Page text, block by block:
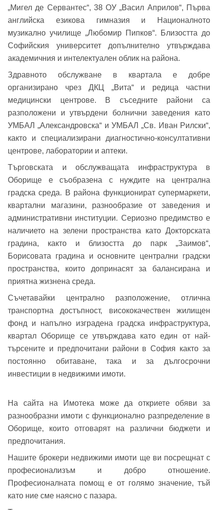
Парола
Забравена парола?
Вход
или използвай профил
Вход с Google
Вход с Facebook
„Мигел де Сервантес“, 38 ОУ „Васил Априлов“, Първа
английска езикова гимназия и Националното
музикално училище „Любомир Пипков“. Близостта до
Софийския университет допълнително утвърждава
академичния и интелектуален облик на района.
Здравното обслужване в квартала е добре
организирано чрез ДКЦ „Вита“ и редица частни
медицински центрове. В съседните райони са
разположени и утвърдени болнични заведения като
УМБАЛ „Александровска“ и УМБАЛ „Св. Иван Рилски“,
както и специализирани диагностично-консултативни
центрове, лаборатории и аптеки.
Търговската и обслужващата инфраструктура в
Оборище е съобразена с нуждите на централна
градска среда. В района функционират супермаркети,
квартални магазини, разнообразие от заведения и
административни институции. Сериозно предимство е
наличието на зелени пространства като Докторската
градина, както и близостта до парк „Заимов“,
Борисовата градина и основните централни градски
пространства, които допринасят за балансирана и
приятна жизнена среда.
Съчетавайки централно разположение, отлична
транспортна достъпност, висококачествен жилищен
фонд и напълно изградена градска инфраструктура,
квартал Оборище се утвърждава като един от най-
търсените и предпочитани райони в София както за
постоянно обитаване, така и за дългосрочни
инвестиции в недвижими имоти.
На сайта на Имотека може да откриете обяви за
разнообразни имоти с функционално разпределение в
Оборище, които отговарят на различни бюджети и
предпочитания.
Нашите брокери недвижими имоти ще ви посрещнат с
професионализъм и добро отношение.
Професионалната помощ е от голямо значение, тъй
като ние сме наясно с пазара.
Телефон*
Заяви оглед
Вашето запитване стигна до нас. Ще
се обадим възможно най-бързо.